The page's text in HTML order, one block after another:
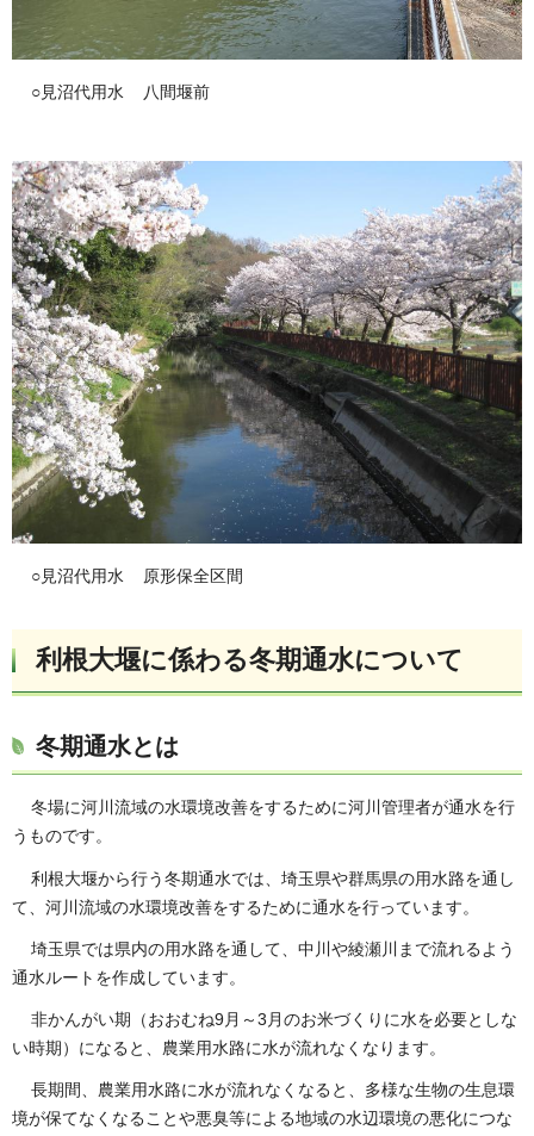
○見沼代用水 八間堰前
○見沼代用水 原形保全区間
利根大堰に係わる冬期通水について
冬期通水とは
冬場に河川流域の水環境改善をするために河川管理者が通水を行
うものです。
利根大堰から行う冬期通水では、埼玉県や群馬県の用水路を通し
て、河川流域の水環境改善をするために通水を行っています。
埼玉県では県内の用水路を通して、中川や綾瀬川まで流れるよう
通水ルートを作成しています。
非かんがい期（おおむね9月～3月のお米づくりに水を必要としな
い時期）になると、農業用水路に水が流れなくなります。
長期間、農業用水路に水が流れなくなると、多様な生物の生息環
境が保てなくなることや悪臭等による地域の水辺環境の悪化につな